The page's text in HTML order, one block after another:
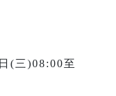
(三)08:00至